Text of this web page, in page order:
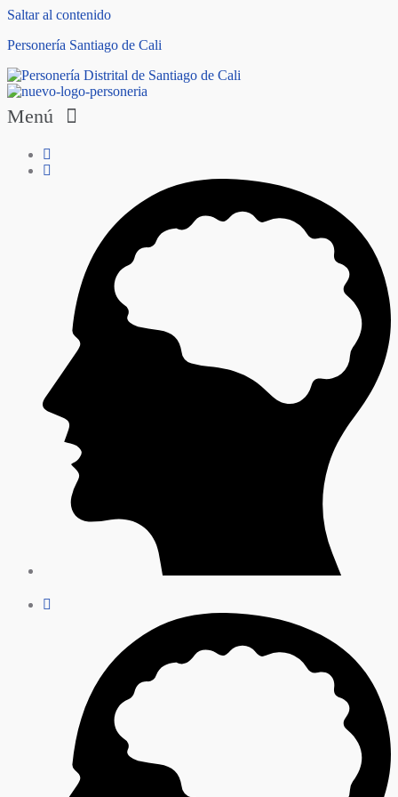
Saltar al contenido
Personería Santiago de Cali
Menú